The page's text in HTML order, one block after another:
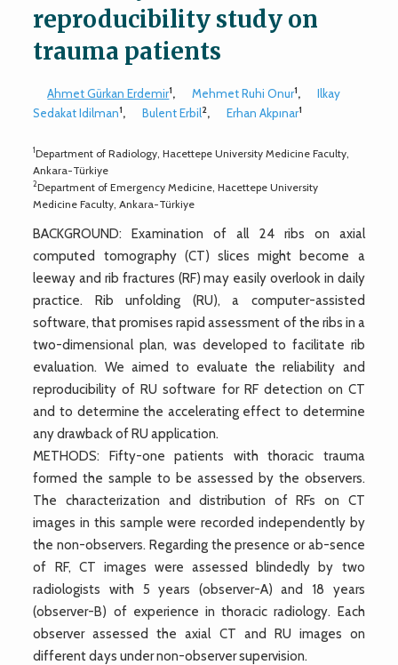
reproducibility study on
trauma patients
Ahmet Gürkan Erdemir1, Mehmet Ruhi Onur1,
Ilkay
Sedakat Idilman1, Bulent Erbil2, Erhan Akpınar1
1Department of Radiology, Hacettepe University Medicine Faculty,
Ankara-Türkiye
2Department of Emergency Medicine, Hacettepe University
Medicine Faculty, Ankara-Türkiye
BACKGROUND: Examination of all 24 ribs on axial
computed tomography (CT) slices might become a
leeway and rib fractures (RF) may easily overlook in daily
practice. Rib unfolding (RU), a computer-assisted
software, that promises rapid assessment of the ribs in a
two-dimensional plan, was developed to facilitate rib
evaluation. We aimed to evaluate the reliability and
reproducibility of RU software for RF detection on CT
and to determine the accelerating effect to determine
any drawback of RU application.
METHODS: Fifty-one patients with thoracic trauma
formed the sample to be assessed by the observers.
The characterization and distribution of RFs on CT
images in this sample were recorded independently by
the non-observers. Regarding the presence or ab-sence
of RF, CT images were assessed blindedly by two
radiologists with 5 years (observer-A) and 18 years
(observer-B) of experience in thoracic radiology. Each
observer assessed the axial CT and RU images on
different days under non-observer supervision.